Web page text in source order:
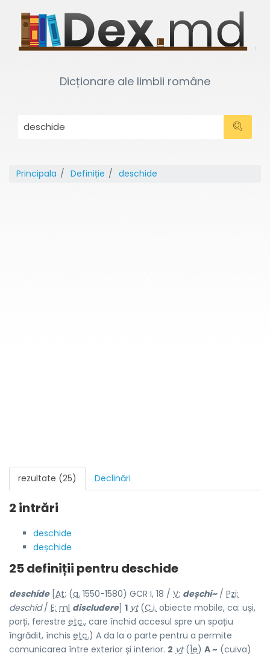
Dicționare ale limbii române
Principala Definiție deschide
rezultate (25) Declinări
2 intrări
deschide
deșchide
25 definiții pentru deschide
deschíde[ At: (a. 1550-1580) GCR I, 18 / V: deșchí~/ Pzi:
deschíd/ E: ml discludere] 1 vt(C.i. obiecte mobile, ca: uși,
porți, ferestre etc., care închid accesul spre un spațiu
îngrădit, închis etc.) A da la o parte pentru a permite
comunicarea între exterior și interior. 2 vt(Îe) A ~ (cuiva)